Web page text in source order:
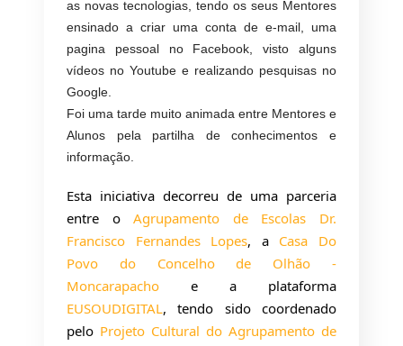
as novas tecnologias, tendo os seus Mentores
ensinado a criar uma conta de e-mail, uma
pagina pessoal no Facebook, visto alguns
vídeos no Youtube e realizando pesquisas no
Google.
Foi uma tarde muito animada entre Mentores e
Alunos pela partilha de conhecimentos e
informação.
Esta iniciativa decorreu de uma parceria
entre o Agrupamento de Escolas Dr.
Francisco Fernandes Lopes, a Casa Do
Povo do Concelho de Olhão -
Moncarapacho
EUSOUDIGITAL, tendo sido coordenado
pelo Projeto Cultural do Agrupamento de